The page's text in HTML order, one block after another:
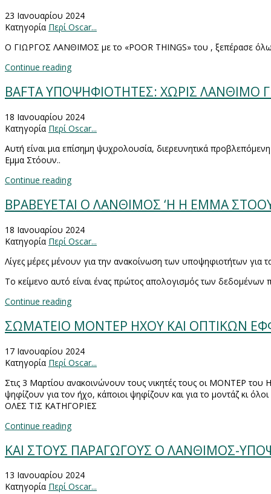
23 Ιανουαρίου 2024
Κατηγορία Περί Oscar...
O ΓΙΩΡΓΟΣ ΛΑΝΘΙΜΟΣ με το «POOR THINGS» του , ξεπέρασε
Continue reading
BAFTA ΥΠΟΨΗΦΙΟΤΗΤΕΣ: ΧΩΡΙΣ ΛΑΝΘΙΜΟ
18 Ιανουαρίου 2024
Κατηγορία Περί Oscar...
Αυτή είναι μια επίσημη ψυχρολουσία, διερευνητικά
Εμμα Στόουν..
Continue reading
BΡABEYETAI O ΛΑΝΘΙΜΟΣ ‘Η Η ΕΜΜΑ
18 Ιανουαρίου 2024
Κατηγορία Περί Oscar...
Λίγες μέρες μένουν για την ανακοίνωση των υποψηφιοτήτων για
To κείμενο αυτό είναι ένας πρώτος απολογισμός των δεδομένων
Continue reading
ΣΩΜΑΤΕΙΟ ΜΟΝΤΕΡ ΗΧΟΥ ΚΑΙ ΟΠΤΙΚΩΝ
17 Ιανουαρίου 2024
Κατηγορία Περί Oscar...
Στις 3 Μαρτίου ανακοινώνουν τους νικητές τους οι ΜΟΝΤΕΡ
ψηφίζουν για τον ήχο, κάποιοι ψηφίζουν και για το μοντάζ κι
ΟΛΕΣ ΤΙΣ ΚΑΤΗΓΟΡΙΕΣ
Continue reading
ΚΑΙ ΣΤΟΥΣ ΠΑΡΑΓΩΓΟΥΣ Ο ΛΑΝΘΙΜΟΣ-
13 Ιανουαρίου 2024
Κατηγορία Περί Oscar...